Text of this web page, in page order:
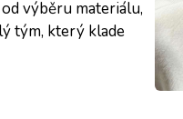
výběru materiálu,
tým, který klade